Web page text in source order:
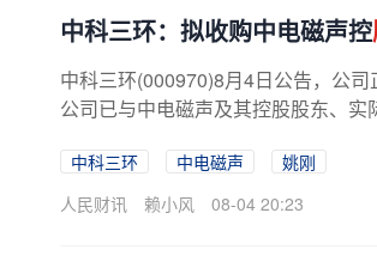
中科三环：拟收购中电磁声控
中科三环(000970)8月4日公告，公
公司已与中电磁声及其控股股东、
中科三环 中电磁声
姚刚
人民财讯
赖小风 08-04 20:23